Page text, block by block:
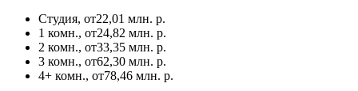
Студия, от22,01 млн. р.
1 комн., от24,82 млн. р.
2 комн., от33,35 млн. р.
3 комн., от62,30 млн. р.
4+ комн., от78,46 млн. р.